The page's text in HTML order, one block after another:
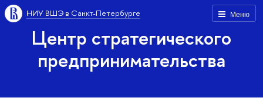
Меню
НИУ ВШЭ в Санкт-Петербурге
Центр стратегического
предпринимательства